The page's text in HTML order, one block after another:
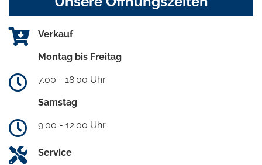
Verkauf
Montag bis Freitag
7.00 - 18.00 Uhr
Samstag
9.00 - 12.00 Uhr
Service